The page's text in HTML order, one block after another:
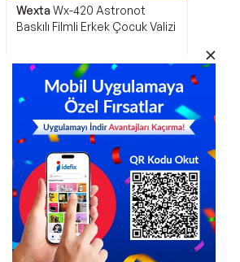
WextaWx-420 Astronot
Baskılı Filmli Erkek Çocuk Valizi
1.399,00TL
Sepette1.175,16TL